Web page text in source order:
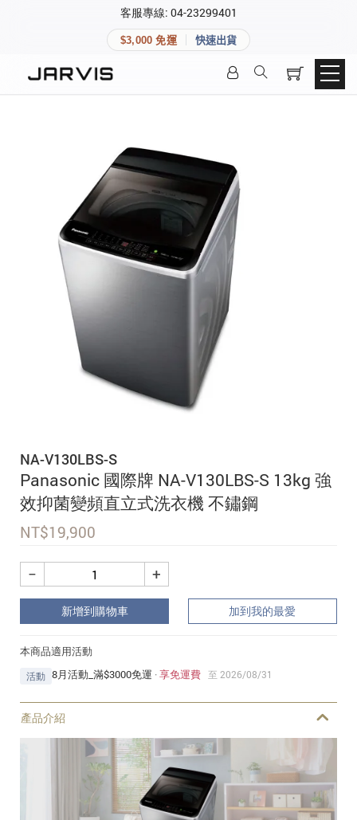
客服專線: 04-23299401
$3,000 免運 快速出貨
NA-V130LBS-S
Panasonic 國際牌 NA-V130LBS-S 13kg 強
效抑菌變頻直立式洗衣機 不鏽鋼
NT$19,900
+
−
新增到購物車 加到我的最愛
本商品適用活動
活動 8月活動_滿$3000免運 ·享免運費 至 2026/08/31
產品介紹
快速連結
Matter 智慧家庭
精品家電
登入後可查看訂單、會員資料與收藏清單。
登入會員
建立新帳號
追蹤我的訂單
加入 JARVIS VIP